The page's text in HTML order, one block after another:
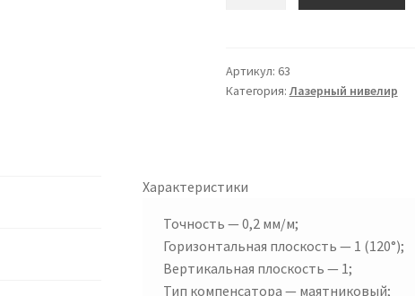
Артикул: 63
Категория:Лазерный нивелир
Характеристики
Точность — 0,2 мм/м;
Горизонтальная плоскость — 1 (120°);
Вертикальная плоскость — 1;
Тип компенсатора — маятниковый;